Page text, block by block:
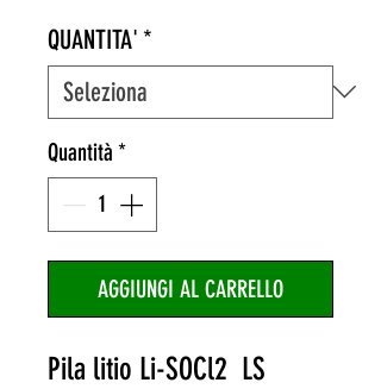
QUANTITA' *
Quantità *
AGGIUNGI AL CARRELLO
Pila litio Li-SOCl2 LS